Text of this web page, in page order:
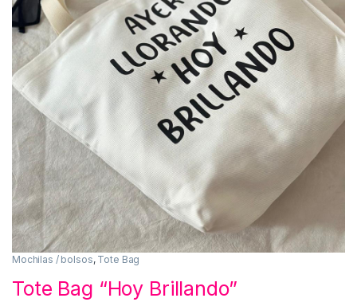
Mochilas / bolsos, Tote Bag
Tote Bag “Hoy Brillando”